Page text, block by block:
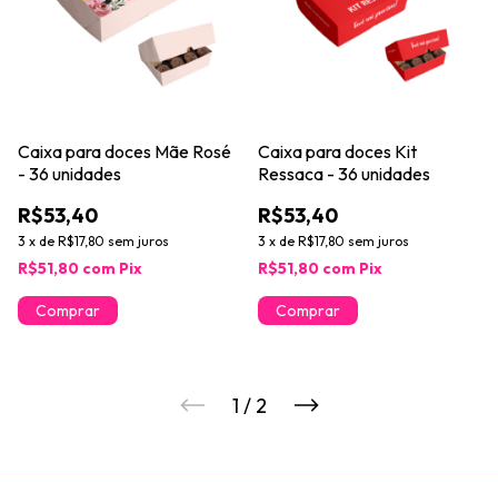
Caixa para doces Mãe Rosé
- 36 unidades
R$53,40
3 x de R$17,80 sem juros
R$51,80 com Pix
Caixa para doces Kit
Ressaca - 36 unidades
R$53,40
3 x de R$17,80 sem juros
R$51,80 com Pix
1 / 2